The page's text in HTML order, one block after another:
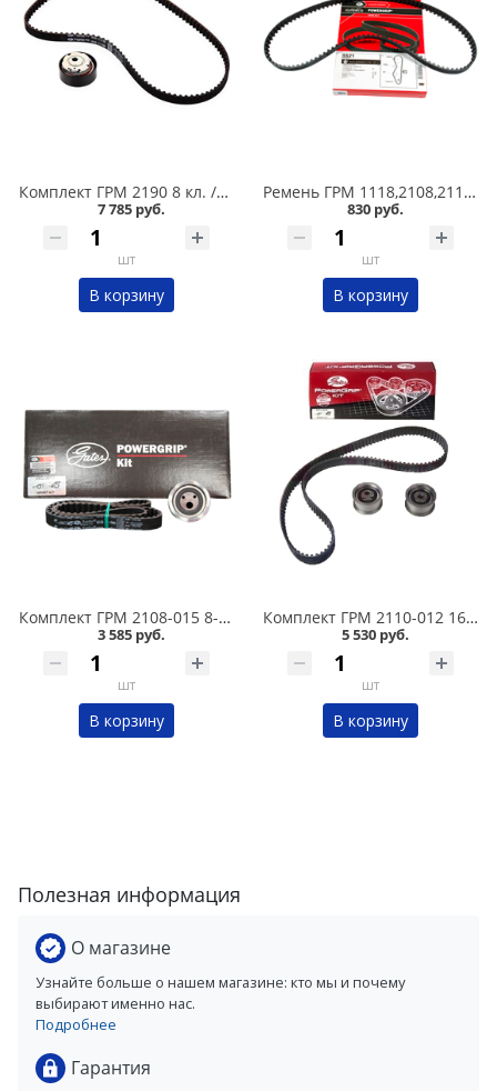
Комплект ГРМ 2190 8 кл. /ролик+ремень/ GATES K015670XS в Кургане
7 785 руб.
шт
В корзину
Ремень ГРМ 1118,2108,2110 8 кл./111 зуб/ Gates в Кургане
830 руб.
шт
В корзину
Комплект ГРМ 2108-015 8-кл. /ролик + ремень усиленный/ GATES К015521XS в Кургане
3 585 руб.
шт
В корзину
Комплект ГРМ 2110-012 16к-л. /2 ролика+ремень/ GATES K015539 в Кургане
5 530 руб.
шт
В корзину
Полезная информация
О магазине
Узнайте больше о нашем магазине: кто мы и почему
выбирают именно нас.
Подробнее
Гарантия